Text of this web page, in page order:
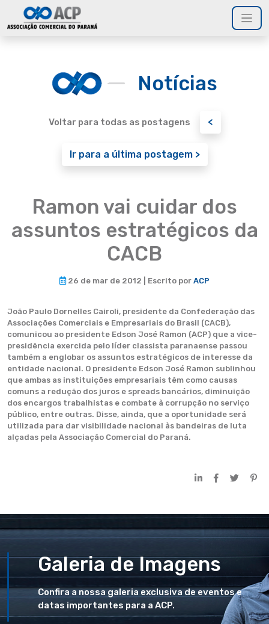
Notícias
Voltar para todas as postagens <
Ir para a última postagem >
Ramon vai cuidar dos
assuntos estratégicos da
CACB
26 de mar de 2012 | Escrito por ACP
João Paulo Dornelles Cairoli, presidente da Confederação das
Associações Comerciais e Empresariais do Brasil (CACB),
comunicou ao presidente Edson José Ramon (ACP) que a vice-
presidência exercida pelo líder classista paranaense passou
também a englobar os assuntos estratégicos de interesse da
entidade nacional. O presidente Edson José Ramon sublinhou
que ambas as instituições empresariais têm como causas
comuns a redução dos juros e spreads bancários, diminuição
dos encargos trabalhistas e combate à corrupção no serviço
público, entre outras. Disse, ainda, que a oportunidade será
utilizada para dar visibilidade nacional às bandeiras de luta
alçadas pela Associação Comercial do Paraná.
Galeria de Imagens
Confira a nossa galeria exclusiva de eventos e
datas importantes para a ACP.